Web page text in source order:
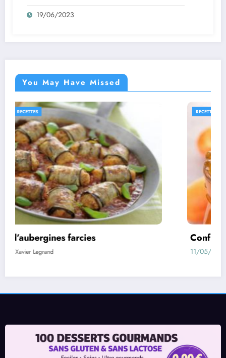
19/06/2023
You May Have Missed
RECETTES
Confiture d’abricots sans sucre fait maison
11/05/2021